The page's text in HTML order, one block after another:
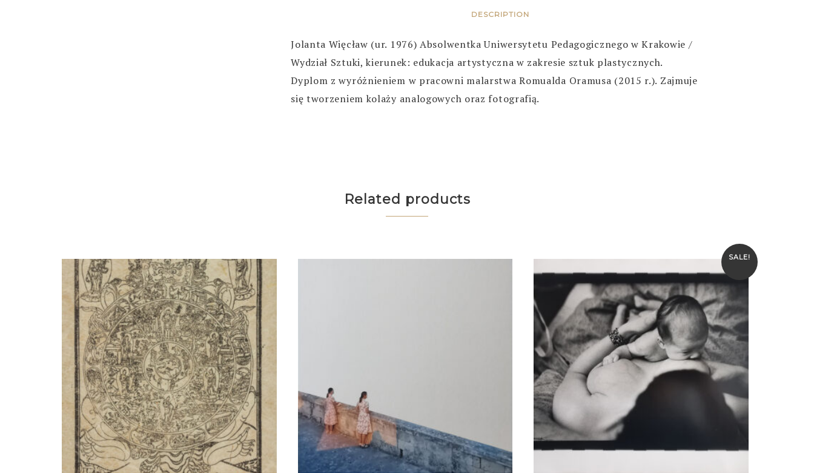
DESCRIPTION
Jolanta Więcław (ur. 1976) Absolwentka Uniwersytetu Pedagogicznego w Krakowie /
Wydział Sztuki, kierunek: edukacja artystyczna w zakresie sztuk plastycznych.
Dyplom z wyróżnieniem w pracowni malarstwa Romualda Oramusa (2015 r.). Zajmuje
się tworzeniem kolaży analogowych oraz fotografią.
Related products
SALE!